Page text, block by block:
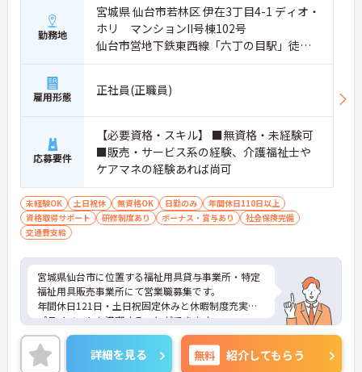
勤務地
宮城県 仙台市若林区 伊在3丁目4-1 ディオ・
ホリ マンションII号棟102号
仙台市営地下鉄東西線「六丁の目駅」徒歩1
1分
雇用形態 正社員(正職員)
応募要件
【必要資格・スキル】 ■無資格・未経験可
■販売・サービス系の経験、介護福祉士や
ケアマネの経験あれば尚可
未経験OK 土日祝休 無資格OK 日勤のみ
年間休日110日以上
資格取得サポート
研修制度あり ボーナス・賞与あり
社会保険完備
交通費支給
宮城県仙台市に位置する福祉用具貸与事業所・特定
福祉用具販売事業所にて営業職募集です。
年間休日121日・土日祝固定休みと休暇制度充実！
プライベートも満喫することができます。
ご興味のある方には、面接対策ポイントなど、さら
に詳細をお話いたしますので、お気軽にご相談くだ
さい。
詳細を見る 無料 紹介してもらう